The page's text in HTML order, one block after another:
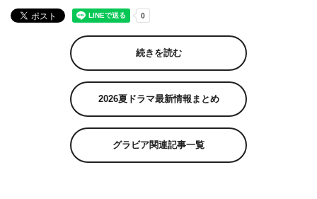
続きを読む
2026夏ドラマ最新情報まとめ
グラビア関連記事一覧